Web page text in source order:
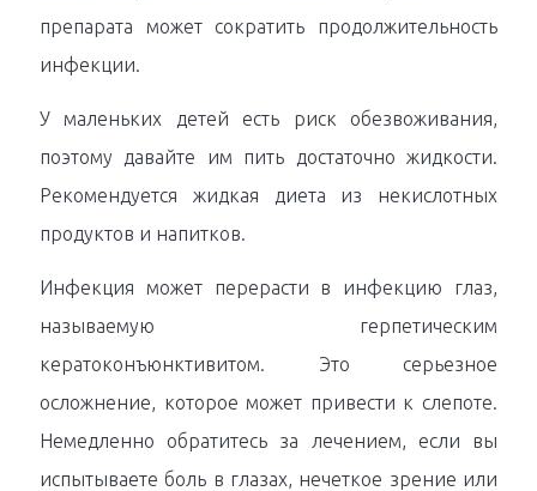
препарата может сократить продолжительность
инфекции.
У маленьких детей есть риск обезвоживания,
поэтому давайте им пить достаточно жидкости.
Рекомендуется жидкая диета из некислотных
продуктов и напитков.
Инфекция может перерасти в инфекцию глаз,
называемую герпетическим
кератоконъюнктивитом. Это серьезное
осложнение, которое может привести к слепоте.
Немедленно обратитесь за лечением, если вы
испытываете боль в глазах, нечеткое зрение или